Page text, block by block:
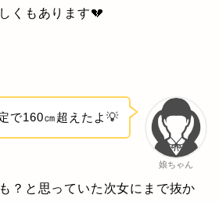
くもあります💔
娘ちゃん
で160㎝超えたよ💡
？と思っていた次女にまで抜か